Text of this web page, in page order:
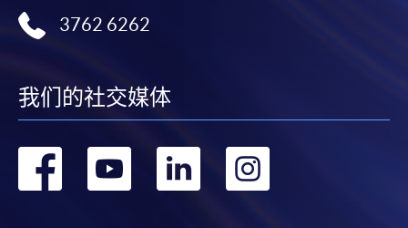
3762 6262
我们的社交媒体
转 转 转 转